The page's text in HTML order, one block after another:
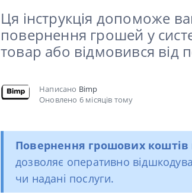
Ця інструкція допоможе
повернення грошей у
товар або відмовився від
Написано Bimp
Оновлено 6 місяців тому
Повернення грошових коштів
дозволяє оперативно
чи надані послуги.